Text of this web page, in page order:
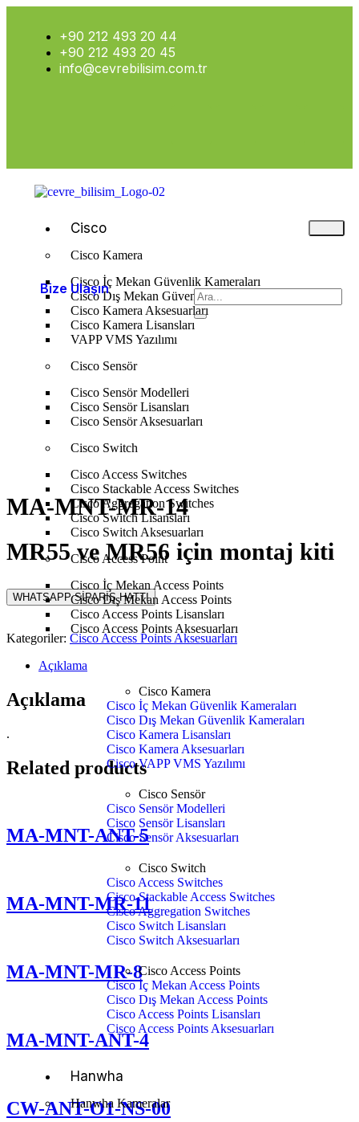
+90 212 493 20 44
+90 212 493 20 45
info@cevrebilisim.com.tr
Cisco
Cisco Kamera
Cisco İç Mekan Güvenlik Kameraları
Cisco Dış Mekan Güvenlik Kameraları
Cisco Kamera Aksesuarları
Cisco Kamera Lisansları
VAPP VMS Yazılımı
Cisco Sensör
Cisco Sensör Modelleri
Cisco Sensör Lisansları
Cisco Sensör Aksesuarları
Cisco Switch
Cisco Access Switches
Cisco Stackable Access Switches
Cisco Aggregation Switches
Cisco Switch Lisansları
Cisco Switch Aksesuarları
Cisco Access Point
Cisco İç Mekan Access Points
Cisco Dış Mekan Access Points
Cisco Access Points Lisansları
Cisco Access Points Aksesuarları
Cisco Kamera
Cisco İç Mekan Güvenlik Kameraları
Cisco Dış Mekan Güvenlik Kameraları
Cisco Kamera Lisansları
Cisco Kamera Aksesuarları
Cisco VAPP VMS Yazılımı
Cisco Sensör
Cisco Sensör Modelleri
Cisco Sensör Lisansları
Cisco Sensör Aksesuarları
Cisco Switch
Cisco Access Switches
Cisco Stackable Access Switches
Cisco Aggregation Switches
Cisco Switch Lisansları
Cisco Switch Aksesuarları
Cisco Access Points
Cisco İç Mekan Access Points
Cisco Dış Mekan Access Points
Cisco Access Points Lisansları
Cisco Access Points Aksesuarları
Hanwha
Hanwha Kameralar
Bize Ulaşın
Anasayfa Cisco Cisco Access Point
Aksesuarları
MA-MNT-MR-14
MA-MNT-MR-14
MR55 ve MR56 için montaj kiti
WHATSAPP SİPARİŞ HATTI
Kategoriler: Cisco Access Points Aksesuarları
Açıklama
Açıklama
.
Related products
MA-MNT-ANT-5
MA-MNT-MR-11
MA-MNT-MR-8
MA-MNT-ANT-4
CW-ANT-O1-NS-00